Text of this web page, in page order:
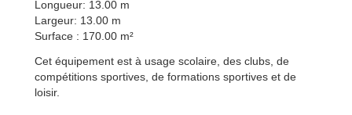
Longueur: 13.00 m
Largeur: 13.00 m
Surface : 170.00 m²
Cet équipement est à usage scolaire, des clubs, de
compétitions sportives, de formations sportives et de
loisir.